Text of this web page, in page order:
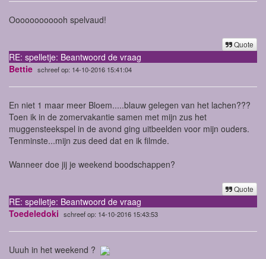
Oooooooooooh spelvaud!
Quote
RE: spelletje: Beantwoord de vraag
Bettie schreef op: 14-10-2016 15:41:04
En niet 1 maar meer Bloem.....blauw gelegen van het lachen???
Toen ik in de zomervakantie samen met mijn zus het
muggensteekspel in de avond ging uitbeelden voor mijn ouders.
Tenminste...mijn zus deed dat en ik filmde.
Wanneer doe jij je weekend boodschappen?
Quote
RE: spelletje: Beantwoord de vraag
Toedeledoki schreef op: 14-10-2016 15:43:53
Uuuh in het weekend ?